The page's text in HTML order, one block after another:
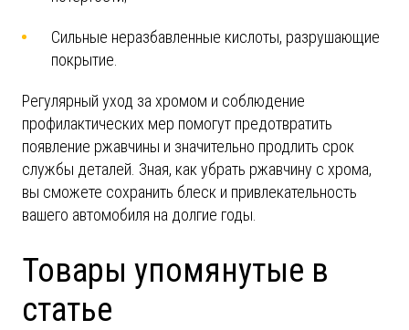
Сильные неразбавленные кислоты, разрушающие
покрытие.
Регулярный уход за хромом и соблюдение
профилактических мер помогут предотвратить
появление ржавчины и значительно продлить срок
службы деталей. Зная, как убрать ржавчину с хрома,
вы сможете сохранить блеск и привлекательность
вашего автомобиля на долгие годы.
Товары упомянутые в
статье